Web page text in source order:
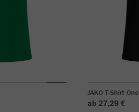
JAKO T-Shirt One
ab 27,29 €